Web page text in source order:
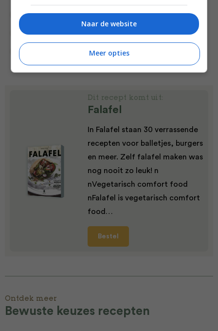
Peulvruchten Recepten Super groen
Superfood Tapas recepten
Vegetarische recepten
Dit recept komt uit:
Falafel
In Falafel staan 30 verrassende
recepten voor balletjes, burgers
en meer. Zelf falafel maken was
nog nooit zo leuk! n
nVegetarisch comfort food
nFalafel is vegetarisch comfort
food…
Bestel
Ontdek meer
Bewuste keuzes recepten
Naar de website
Meer opties